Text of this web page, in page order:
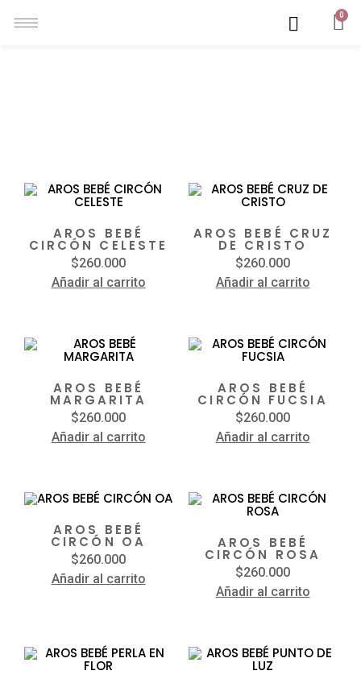
0
AROS BEBÉ
CIRCÓN CELESTE
$260.000
Añadir al carrito
AROS BEBÉ CRUZ
DE CRISTO
$260.000
Añadir al carrito
AROS BEBÉ
MARGARITA
$260.000
Añadir al carrito
AROS BEBÉ
CIRCÓN FUCSIA
$260.000
Añadir al carrito
AROS BEBÉ
CIRCÓN OA
$260.000
Añadir al carrito
AROS BEBÉ
CIRCÓN ROSA
$260.000
Añadir al carrito